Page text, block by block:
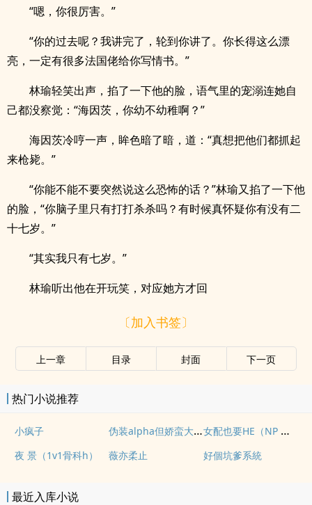
“嗯，你很厉害。”
“你的过去呢？我讲完了，轮到你讲了。你长得这么漂
亮，一定有很多法国佬给你写情书。”
林瑜轻笑出声，掐了一下他的脸，语气里的宠溺连她自
己都没察觉：“海因茨，你幼不幼稚啊？”
海因茨冷哼一声，眸色暗了暗，道：“真想把他们都抓起
来枪毙。”
“你能不能不要突然说这么恐怖的话？”林瑜又掐了一下他
的脸，“你脑子里只有打打杀杀吗？有时候真怀疑你有没有二
十七岁。”
“其实我只有七岁。”
林瑜听出他在开玩笑，对应她方才回
〔加入书签〕
上一章 目录 封面 下一页
热门小说推荐
小疯子 伪装alpha但娇蛮大小姐（abo NPH） 女配也要HE（NP 快穿）
夜 景（1v1骨科h） 薇亦柔止 好個坑爹系統
最近入库小说